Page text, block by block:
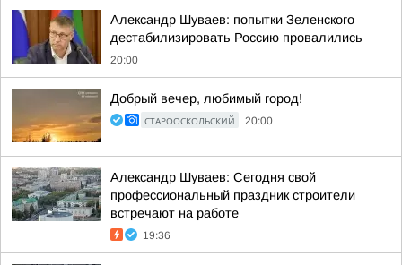
Александр Шуваев: попытки Зеленского
дестабилизировать Россию провалились
20:00
Добрый вечер, любимый город!
СТАРООСКОЛЬСКИЙ 20:00
Александр Шуваев: Сегодня свой
профессиональный праздник строители
встречают на работе
19:36